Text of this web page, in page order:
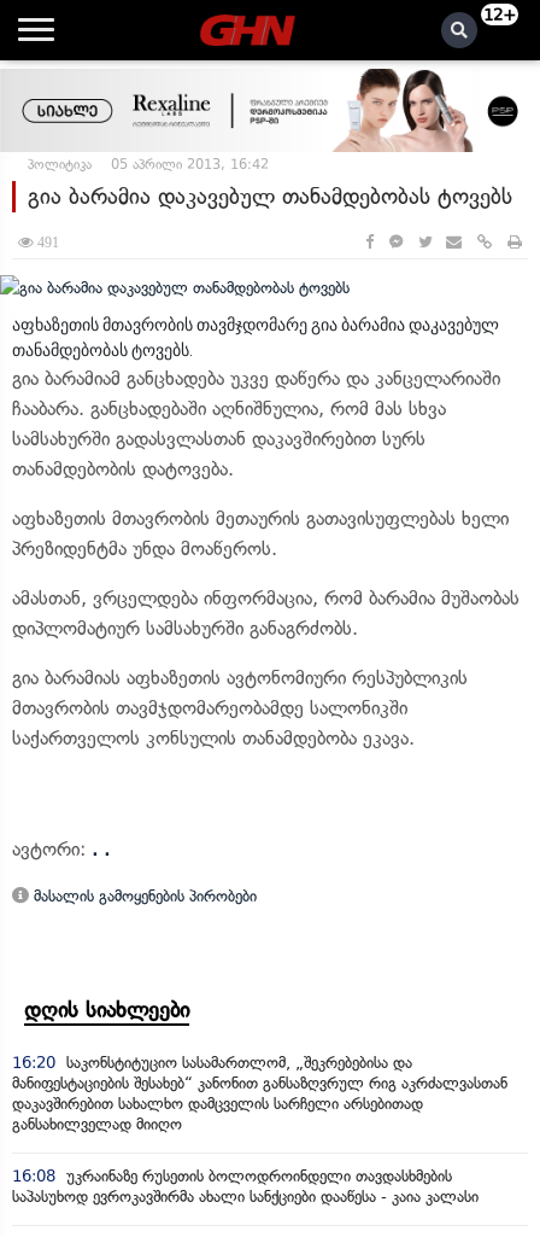
12+
პოლიტიკა 05 აპრილი 2013, 16:42
გია ბარამია დაკავებულ თანამდებობას ტოვებს
491
აფხაზეთის მთავრობის თავმჯდომარე გია ბარამია დაკავებულ
თანამდებობას ტოვებს.
გია ბარამიამ განცხადება უკვე დაწერა და კანცელარიაში
ჩააბარა. განცხადებაში აღნიშნულია, რომ მას სხვა
სამსახურში გადასვლასთან დაკავშირებით სურს
თანამდებობის დატოვება.
აფხაზეთის მთავრობის მეთაურის გათავისუფლებას ხელი
პრეზიდენტმა უნდა მოაწეროს.
ამასთან, ვრცელდება ინფორმაცია, რომ ბარამია მუშაობას
დიპლომატიურ სამსახურში განაგრძობს.
გია ბარამიას აფხაზეთის ავტონომიური რესპუბლიკის
მთავრობის თავმჯდომარეობამდე სალონიკში
საქართველოს კონსულის თანამდებობა ეკავა.
ავტორი: . .
მასალის გამოყენების პირობები
დღის სიახლეები
16:20 საკონსტიტუციო სასამართლომ, „შეკრებებისა და
მანიფესტაციების შესახებ“ კანონით განსაზღვრულ რიგ აკრძალვასთან
დაკავშირებით სახალხო დამცველის სარჩელი არსებითად
განსახილველად მიიღო
16:08 უკრაინაზე რუსეთის ბოლოდროინდელი თავდასხმების
საპასუხოდ ევროკავშირმა ახალი სანქციები დააწესა - კაია კალასი